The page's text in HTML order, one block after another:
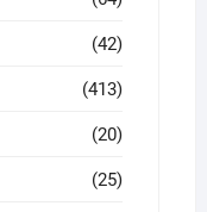
(42)
(413)
(20)
(25)